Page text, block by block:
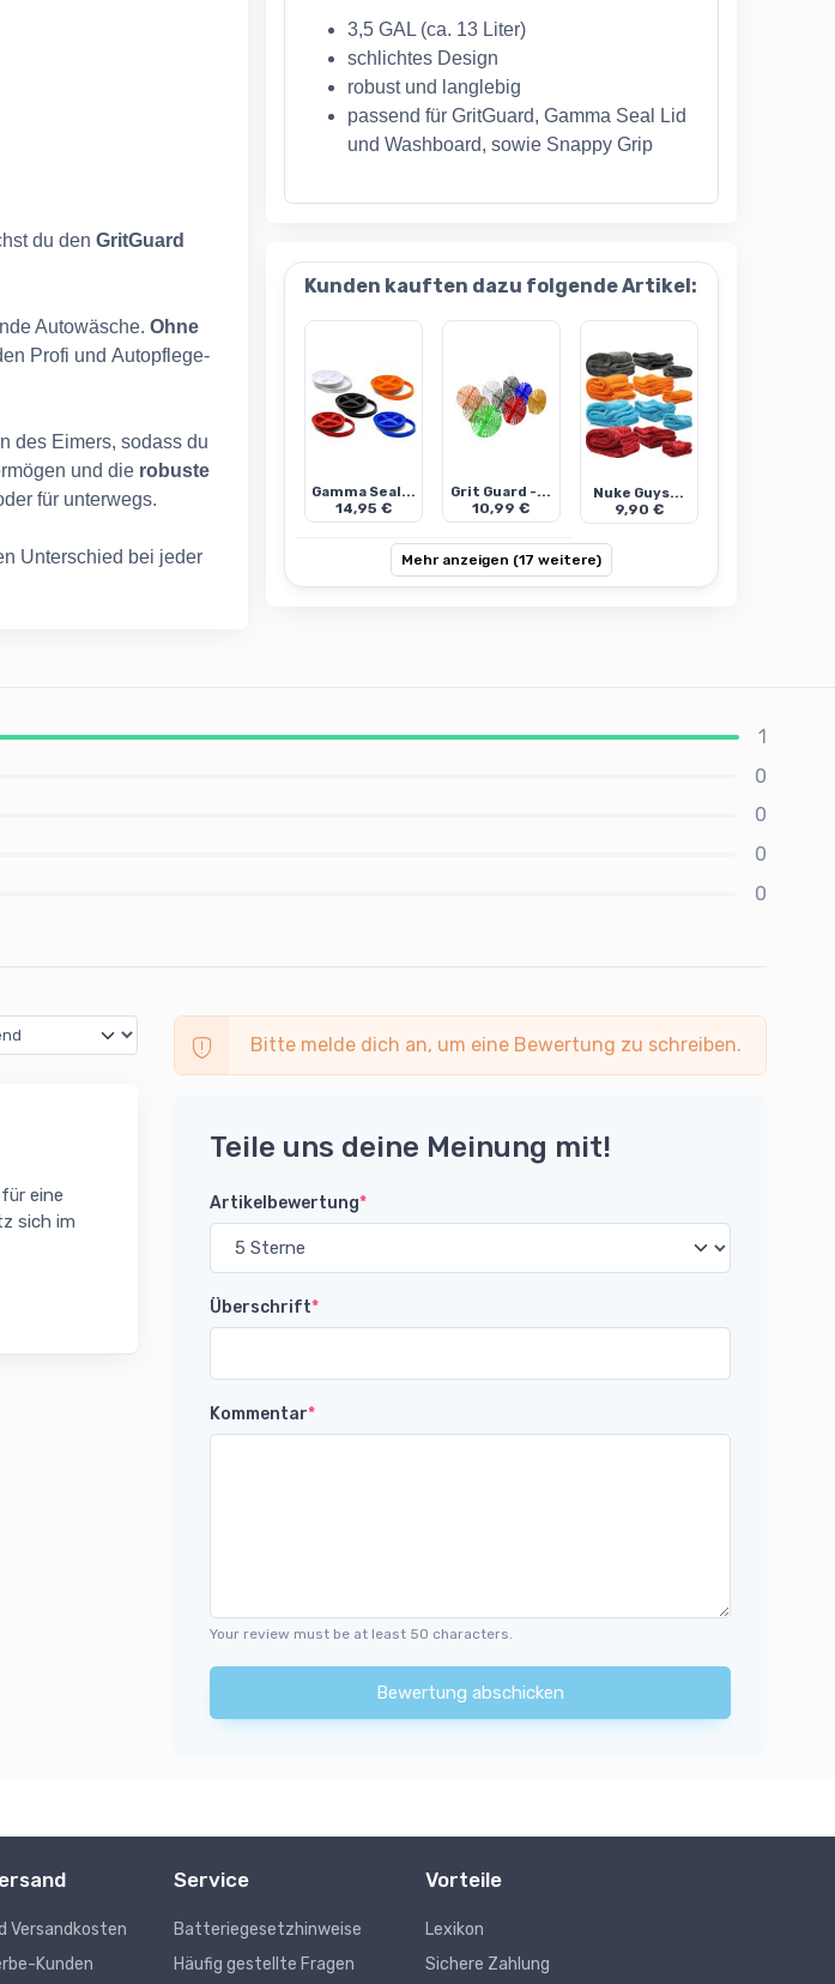
du den GritGuard
Autowäsche. Ohne
Profi und Autopflege-
des Eimers, sodass du
und die robuste
für unterwegs.
Unterschied bei jeder
3,5 GAL (ca. 13 Liter)
schlichtes Design
robust und langlebig
passend für GritGuard, Gamma Seal Lid
und Washboard, sowie Snappy Grip
Kunden kauften dazu folgende Artikel:
Gamma Seal...
14,95 €
Grit Guard -...
10,99 €
Nuke Guys...
9,90 €
Mehr anzeigen (17 weitere)
1
0
0
0
0
eine
sich im
Bitte melde dich an, um eine Bewertung zu schreiben.
Teile uns deine Meinung mit!
Artikelbewertung*
Überschrift*
Kommentar*
Your review must be at least 50 characters.
Bewertung abschicken
Versandkosten
Kunden
Service
Batteriegesetzhinweise
Häufig gestellte Fragen
Vorteile
Lexikon
Sichere Zahlung